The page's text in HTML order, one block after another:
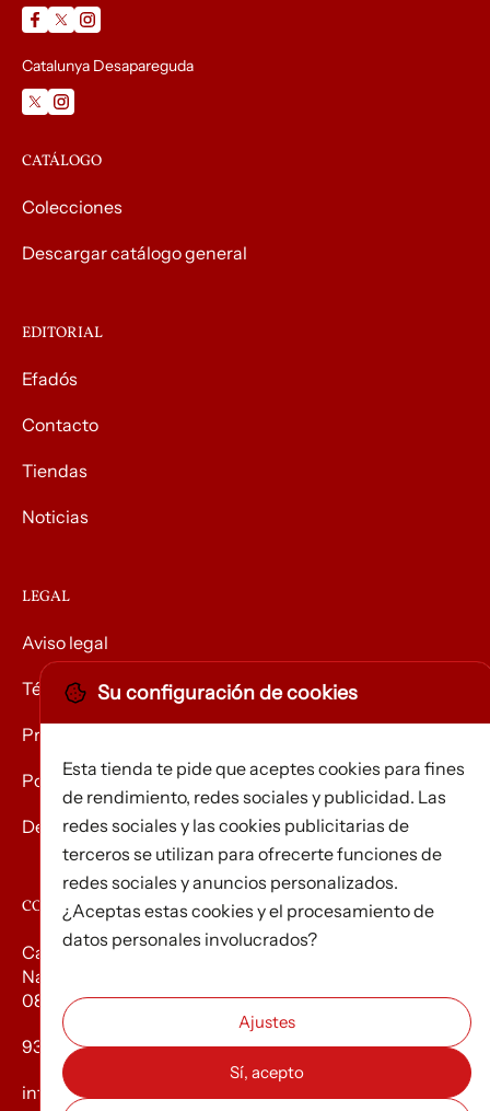
Catalunya Desapareguda
CATÁLOGO
Colecciones
Descargar catálogo general
EDITORIAL
Efadós
Contacto
Tiendas
Noticias
LEGAL
Aviso legal
Términos y condiciones
Privacidad
Política de Cookies
Devolución de mercancías
CONTACTO
Carrer d’Edison, 3
Nau A. Polígon industrial Les Torrenteres
08754 El Papiol
93 673 12 12
info@efados.cat
Su configuración de cookies
Esta tienda te pide que aceptes cookies para fines
de rendimiento, redes sociales y publicidad. Las
redes sociales y las cookies publicitarias de
terceros se utilizan para ofrecerte funciones de
redes sociales y anuncios personalizados.
¿Aceptas estas cookies y el procesamiento de
datos personales involucrados?